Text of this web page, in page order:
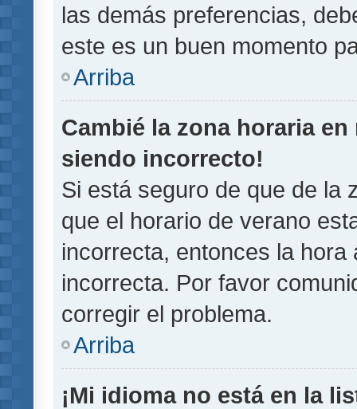
las demás preferencias,
este es un buen momento
Arriba
Cambié la zona horaria
siendo incorrecto!
Si está seguro de que de la
que el horario de verano
incorrecta, entonces la
incorrecta. Por favor
corregir el problema.
Arriba
¡Mi idioma no está en la